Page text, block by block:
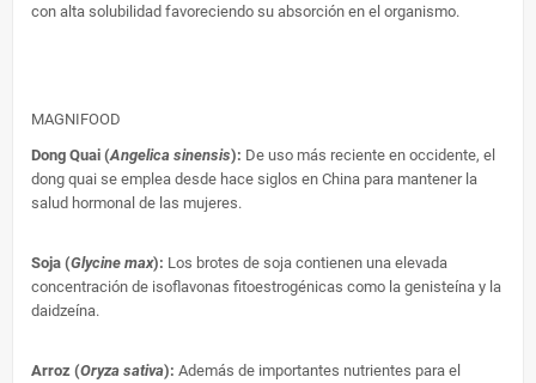
con alta solubilidad favoreciendo su absorción en el organismo.
MAGNIFOOD
Dong Quai (Angelica sinensis): De uso más reciente en occidente, el
dong quai se emplea desde hace siglos en China para mantener la
salud hormonal de las mujeres.
Soja (Glycine max): Los brotes de soja contienen una elevada
concentración de isoflavonas fitoestrogénicas como la genisteína y la
daidzeína.
Arroz (Oryza sativa): Además de importantes nutrientes para el